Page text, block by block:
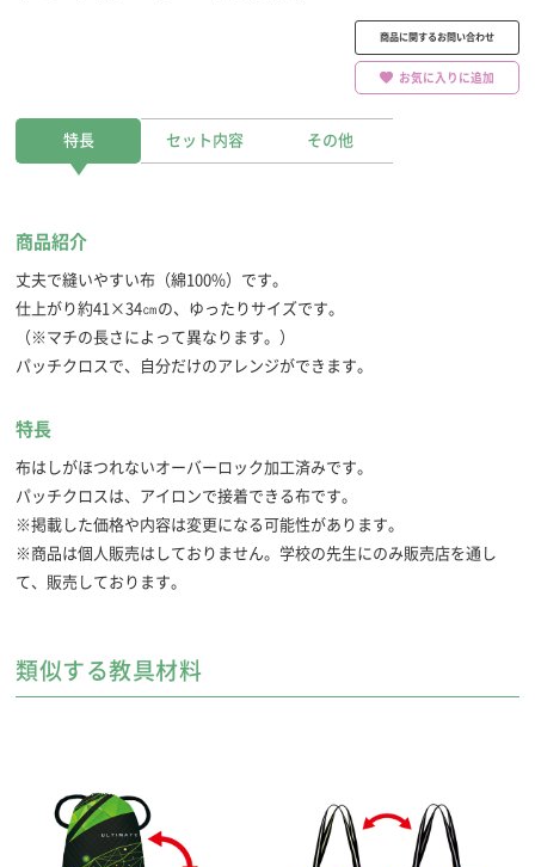
商品に関するお問い合わせ
お気に入りに追加
特長 セット内容 その他
商品紹介
丈夫で縫いやすい布（綿100%）です。
仕上がり約41×34㎝の、ゆったりサイズです。
（※マチの長さによって異なります。）
パッチクロスで、自分だけのアレンジができます。
特長
布はしがほつれないオーバーロック加工済みです。
パッチクロスは、アイロンで接着できる布です。
セット内容
●布テープ・・・・・・・2本
●ネームテープ・・・・・1枚
参考使用月例
・東書 5年1月～3月/6年9月～11月
※掲載した価格や内容は変更になる可能性があります。
※商品は個人販売はしておりません。学校の先生にのみ販売店を通し
て、販売しております。
類似する教具材料